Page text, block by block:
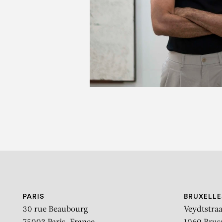
PARIS
30 rue Beaubourg